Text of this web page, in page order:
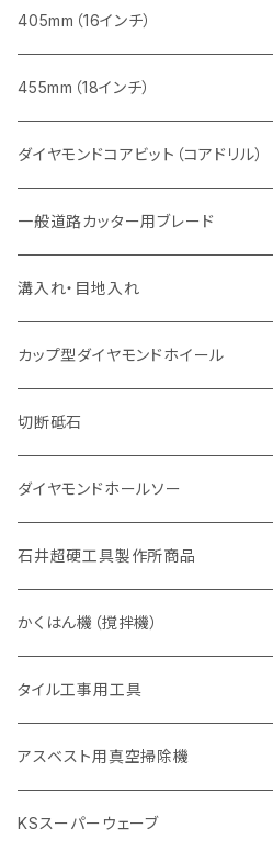
ヒューム管・U字溝切断用
FRP切断用
塩ビ管・キッチンパネル切断用
大理石
ヒューム管・U字溝切断用
鋳鉄管切断用
ヒューム管・U字溝切断用
インターロッキング切断用
鋳鉄管切断用
ヒューム管・U字溝切断用
レンガ切断用
インターロッキング切断用
鋳鉄管切断用
ヒューム管・U字溝切断用
レンガ切断用
インターロッキング切断用
一般道路カッター用
ヒューム管・U字溝切断用
アスファルト切断用
一般道路カッター用
セグメント
セグメント（特殊凹凸加工チップ
鉄筋コンクリート切断用
セグメントタイプ
コンクリート切断用
セグメント
セグメント（特殊凸凹加工チップ
ブロック切断用
セグメント
セグメント（特殊凸凹加工チップ
レンガ切断用
セグメント
セグメント（特殊凸凹加工チップ
インターロッキング切断用
セグメントタイプ
一般道路カッター用
鋳鉄管切断用
セグメントタイプ
埋設鋳鉄管工事対応タイプ
ヒューム管・U字溝切断用
セグメント
セグメント（特殊凸凹加工チップ
アスファルト切断用
一般道路カッター用
みかげ石（御影石）切断用
セグメント
セグメント（特殊凸凹加工チップ
鉄筋コンクリート切断用
セグメントタイプ
コンクリート切断用
セグメント
セグメント（特殊凸凹加工チップ
ブロック切断用
セグメント
セグメント（特殊凸凹加工チップ
レンガ切断用
セグメント
セグメント（特殊凸凹加工チップ
インターロッキング切断用
セグメントタイプ
一般道路カッター用
鋳鉄管切断用
セグメントタイプ
埋設鋳鉄管工事対応タイプ
ヒューム管・U字溝切断用
セグメントタイプ
セグメント（特殊凸凹加工チップ
アスファルト切断用
一般道路カッター用
405mm（16インチ）
みかげ石（御影石）切断用
セグメントタイプ
コンクリート切断用
セグメントタイプ
一般道路カッター用
鉄筋コンクリート切断用
セグメントタイプ
インターロッキング切断用
セグメントタイプ
一般道路カッター用
鋳鉄管切断用
セグメントタイプ
埋設鋳鉄管工事対応タイプ
ヒューム管・U字溝切断用
セグメントタイプ
アスファルト切断用
一般道路カッター用
455mm（18インチ）
道路コンクリート切断用
道路アスファルト切断用
ダイヤモンドコアビット（コアドリル）
Aロット
有効長 250mm
有効長 370mm
Ｃロット
有効長 250mm
M27
有効長 250mm
一般道路カッター用ブレード
道路（アスファルト用）
255mm（10インチ）
305mm（12インチ）
道路（コンクリート舗装面）
255mm（10インチ）
305mm（12インチ）
道路（アス・コン兼用）
305mm（12インチ）
355mm（14インチ）
溝入れ・目地入れ
V型チップ
ストレート型チップ
U型チップ
カップ型ダイヤモンドホイール
100mm（4インチ）
125mm（5インチ）
切断砥石
金属用
305mm（12インチ）
355mm（14インチ）
非金属用
305mm（12インチ）
355mm（14インチ）
ダイヤモンドホールソー
石井超硬工具製作所商品
押し切り（タイル切断機）
本体
電動切断機
本体
ダイヤモンドホイール
ブリック＆ブロック用切断機
穴あけ用工具
かくはん機（撹拌機）
本体
低速回転
高速回転
付属品
撹拌羽根
タイル工事用工具
手動工具
押し切り（手動切断機
電動工具
アスベスト用真空掃除機
KSスーパーウェーブ